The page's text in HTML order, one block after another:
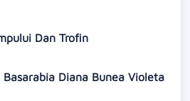
Dan Trofin
Diana Bunea Violeta